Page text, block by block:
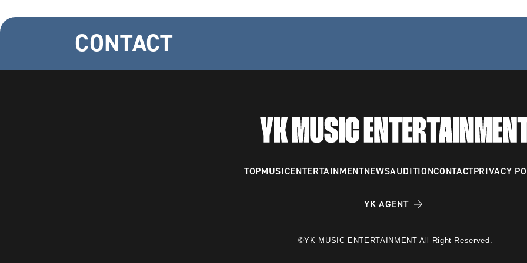
CONTACT
TOPMUSICENTERTAINMENTNEWSAUDITIONCONTACTPRIVACY
YK AGENT
©YK MUSIC ENTERTAINMENT All Right Reserved.